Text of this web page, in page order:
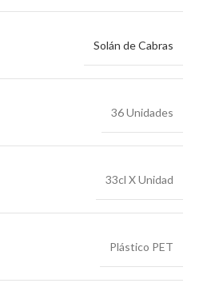
Solán de Cabras
36 Unidades
33cl X Unidad
Plástico PET